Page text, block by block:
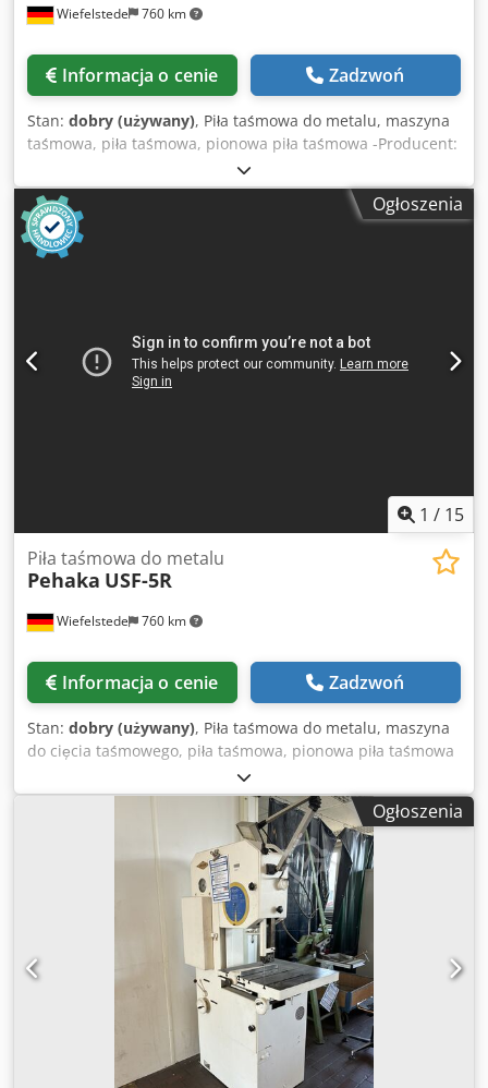
Wiefelstede 760 km
Informacja o cenie Zadzwoń
Stan: dobry (używany), Piła taśmowa do metalu, maszyna
taśmowa, piła taśmowa, pionowa piła taśmowa -Producent:
Pehaka, piła taśmowa pionowa typ USF 10R -Napęd: 2,2 kW
-Szerokość cięcia: max. 1020 mm -Wysokość cięcia: max.
275 mm -Taśma tnąca: długość od 4700 do 4800 mm -
Prędkość taśmy tnącej: bezstopniowa regulacja od 12 do
2000/min w 4 zakresach przekładni -Stół roboczy: uchylny
Ogłoszenia
1 / 15
Wiefelstede 760 km
Piła taśmowa do metalu
Pehaka USF-5R
Informacja o cenie Zadzwoń
Stan: dobry (używany), Piła taśmowa do metalu, maszyna
do cięcia taśmowego, piła taśmowa, pionowa piła taśmowa
Dsdpolf Tqusfx Aiysck - Producent: Pehaka, piła taśmowa
pionowa USF-5R - Napęd: 3 kW - Bez hamulca,
wymontowana - Szerokość cięcia: maks. 500 mm -
Wysokość cięcia: maks. 400 mm - Taśma tnąca: długość
3850 do 4050 mm - Prędkość taśmy: płynnie regulowana -
Stół roboczy: uchylny - Wyposażenie: w zestawie
dodatkowe taśmy tnące, patrz zdjęcia - Wymiary:
1300/910/W2140 mm - Waga: 625 kg
Ogłoszenia